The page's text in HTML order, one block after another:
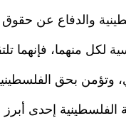
والدفاع عن
لكل منهما، فإنهما
وتؤمن بحق
الفلسطينية إحدى